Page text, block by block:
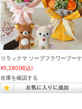
リラックマ ソープフラワーブーケ
¥5,280(税込)
在庫を確認する